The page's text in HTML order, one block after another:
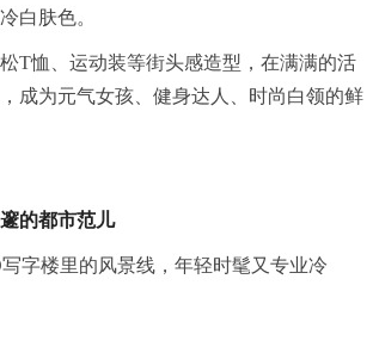
白肤色。
T恤、运动装等街头感造型，在满满的活
成为元气女孩、健身达人、时尚白领的鲜
的都市范儿
字楼里的风景线，年轻时髦又专业冷